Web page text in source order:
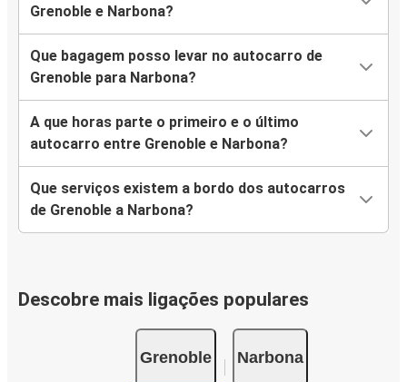
Grenoble e Narbona?
Que bagagem posso levar no autocarro de
Grenoble para Narbona?
A que horas parte o primeiro e o último
autocarro entre Grenoble e Narbona?
Que serviços existem a bordo dos autocarros
de Grenoble a Narbona?
Descobre mais ligações populares
Grenoble Narbona